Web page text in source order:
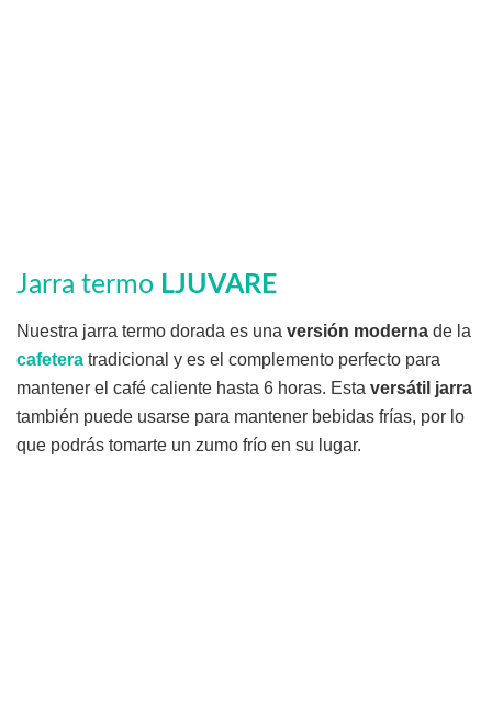
Jarra termo LJUVARE
Nuestra jarra termo dorada es una versión moderna de la
cafetera tradicional y es el complemento perfecto para
mantener el café caliente hasta 6 horas. Esta versátil jarra
también puede usarse para mantener bebidas frías, por lo
que podrás tomarte un zumo frío en su lugar.